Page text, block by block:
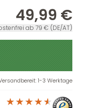
49,99 €
ab 79 € (DE/AT)
: 1-3 Werktage